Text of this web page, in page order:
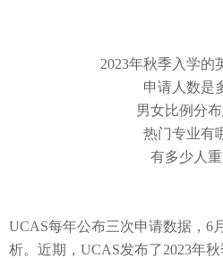
2023年秋季入学的
申请人数是
男女比例分
热门专业有
有多少人重
UCAS每年公布三次申请数据， 6月
析。近期，UCAS发布了2023年秋